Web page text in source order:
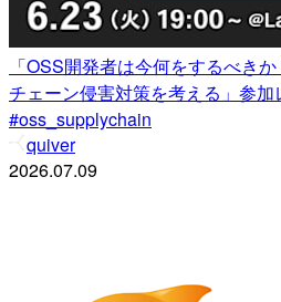
「OSS開発者は今何をするべき
チェーン侵害対策を考える」参加
#oss_supplychain
quiver
2026.07.09